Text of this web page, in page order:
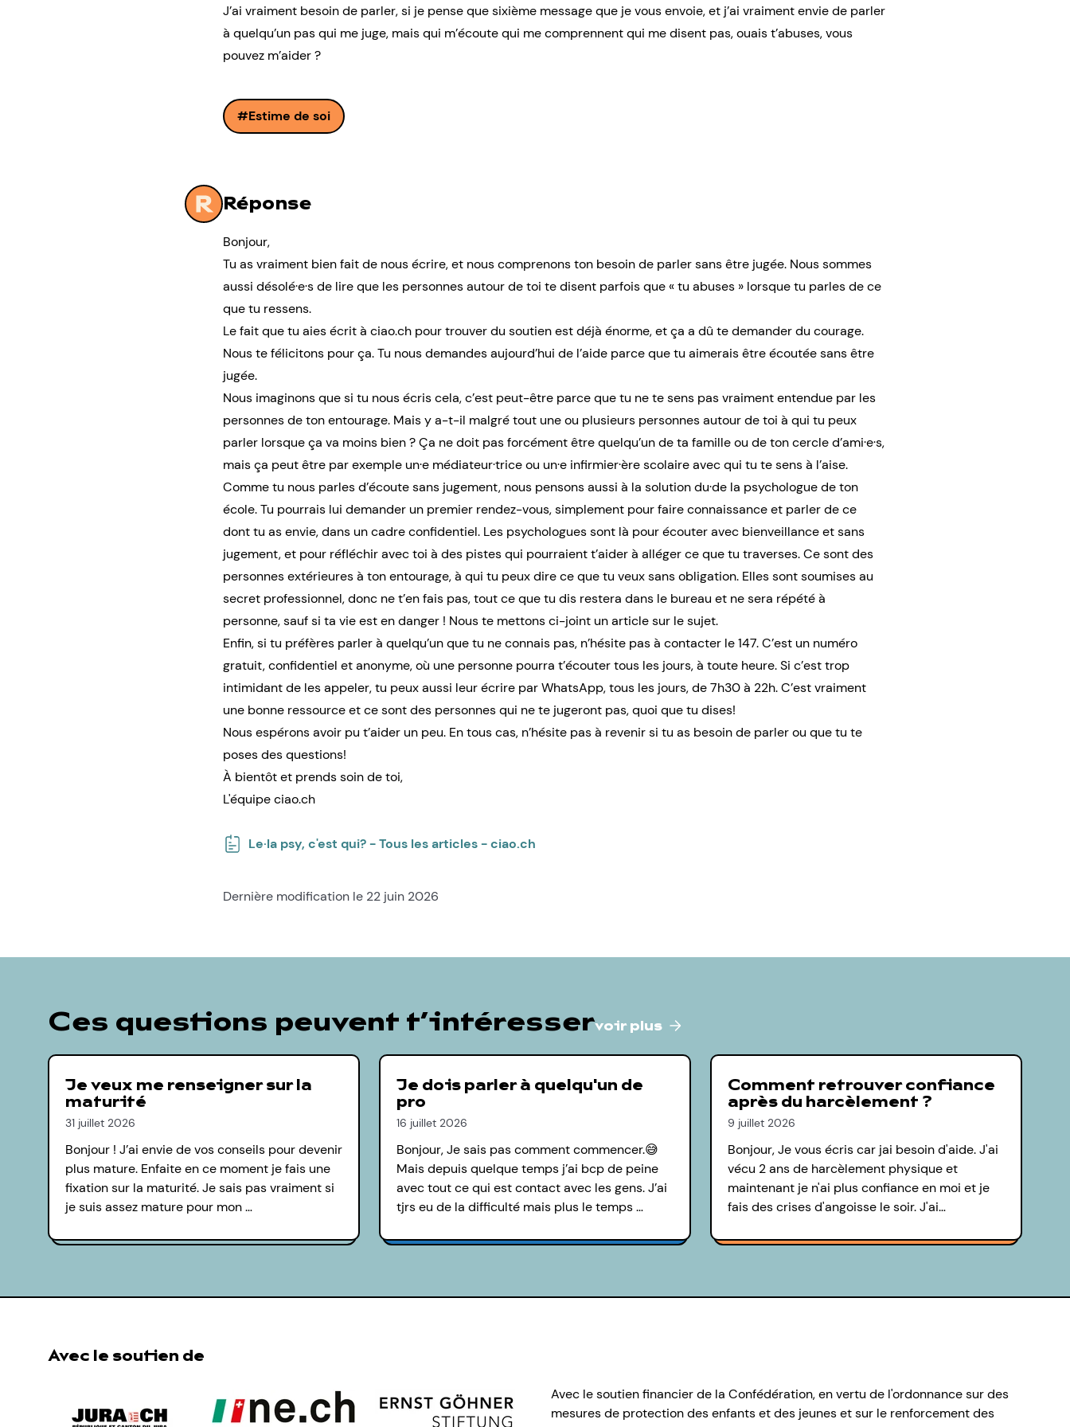
J’ai vraiment besoin de parler, si je pense que sixième message que je vous envoie, et j’ai vraiment envie de parler
à quelqu’un pas qui me juge, mais qui m’écoute qui me comprennent qui me disent pas, ouais t’abuses, vous
pouvez m’aider ?
Estime de soi
Réponse
Bonjour,
Tu as vraiment bien fait de nous écrire, et nous comprenons ton besoin de parler sans être jugée. Nous sommes
aussi désolé·e·s de lire que les personnes autour de toi te disent parfois que « tu abuses » lorsque tu parles de ce
que tu ressens.
Le fait que tu aies écrit à ciao.ch pour trouver du soutien est déjà énorme, et ça a dû te demander du courage.
Nous te félicitons pour ça. Tu nous demandes aujourd’hui de l’aide parce que tu aimerais être écoutée sans être
jugée.
Nous imaginons que si tu nous écris cela, c’est peut-être parce que tu ne te sens pas vraiment entendue par les
personnes de ton entourage. Mais y a-t-il malgré tout une ou plusieurs personnes autour de toi à qui tu peux
parler lorsque ça va moins bien ? Ça ne doit pas forcément être quelqu’un de ta famille ou de ton cercle d’ami·e·s,
mais ça peut être par exemple un·e médiateur·trice ou un·e infirmier·ère scolaire avec qui tu te sens à l’aise.
Comme tu nous parles d’écoute sans jugement, nous pensons aussi à la solution du·de la psychologue de ton
école. Tu pourrais lui demander un premier rendez-vous, simplement pour faire connaissance et parler de ce
dont tu as envie, dans un cadre confidentiel. Les psychologues sont là pour écouter avec bienveillance et sans
jugement, et pour réfléchir avec toi à des pistes qui pourraient t’aider à alléger ce que tu traverses. Ce sont des
personnes extérieures à ton entourage, à qui tu peux dire ce que tu veux sans obligation. Elles sont soumises au
secret professionnel, donc ne t’en fais pas, tout ce que tu dis restera dans le bureau et ne sera répété à
personne, sauf si ta vie est en danger ! Nous te mettons ci-joint un article sur le sujet.
Enfin, si tu préfères parler à quelqu’un que tu ne connais pas, n’hésite pas à contacter le 147. C’est un numéro
gratuit, confidentiel et anonyme, où une personne pourra t’écouter tous les jours, à toute heure. Si c’est trop
intimidant de les appeler, tu peux aussi leur écrire par WhatsApp, tous les jours, de 7h30 à 22h. C’est vraiment
une bonne ressource et ce sont des personnes qui ne te jugeront pas, quoi que tu dises!
Nous espérons avoir pu t’aider un peu. En tous cas, n’hésite pas à revenir si tu as besoin de parler ou que tu te
poses des questions!
À bientôt et prends soin de toi,
L'équipe ciao.ch
Le·la psy, c'est qui? - Tous les articles - ciao.ch
Dernière modification le 22 juin 2026
Ces questions peuvent t’intéresservoir plus
Je veux me renseigner sur la
maturité
31 juillet 2026
Bonjour ! J’ai envie de vos conseils pour devenir
plus mature. Enfaite en ce moment je fais une
fixation sur la maturité. Je sais pas vraiment si
je suis assez mature pour mon …
Je dois parler à quelqu'un de
pro
16 juillet 2026
Bonjour, Je sais pas comment commencer.😅
Mais depuis quelque temps j’ai bcp de peine
avec tout ce qui est contact avec les gens. J’ai
tjrs eu de la difficulté mais plus le temps …
Comment retrouver confiance
après du harcèlement ?
9 juillet 2026
Bonjour, Je vous écris car jai besoin d'aide. J'ai
vécu 2 ans de harcèlement physique et
maintenant je n'ai plus confiance en moi et je
fais des crises d'angoisse le soir. J'ai…
Avec le soutien de
Avec le soutien financier de la Confédération, en vertu de l'ordonnance sur des
mesures de protection des enfants et des jeunes et sur le renforcement des